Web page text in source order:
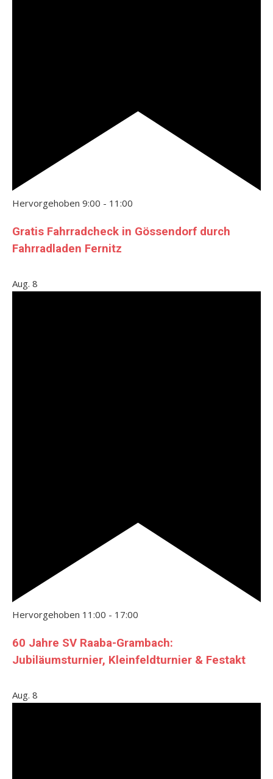
Hervorgehoben 9:00 - 11:00
Gratis Fahrradcheck in Gössendorf durch
Fahrradladen Fernitz
Aug. 8
Hervorgehoben 11:00 - 17:00
60 Jahre SV Raaba-Grambach:
Jubiläumsturnier, Kleinfeldturnier & Festakt
Aug. 8